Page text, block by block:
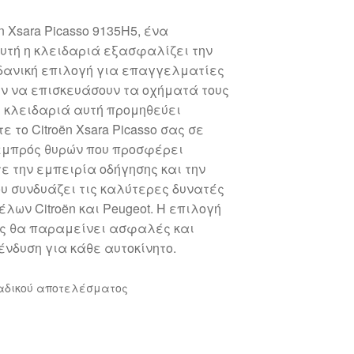
Picasso 9135H5, ένα
η κλειδαριά εξασφαλίζει την
επιλογή για επαγγελματίες
να επισκευάσουν τα οχήματά τους
αυτή προμηθεύει
το Citroën Xsara Picasso σας σε
θυρών που προσφέρει
εμπειρία οδήγησης και την
τις καλύτερες δυνατές
Citroën και Peugeot. Η επιλογή
θα παραμείνει ασφαλές και
για κάθε αυτοκίνητο.
αποτελέσματος